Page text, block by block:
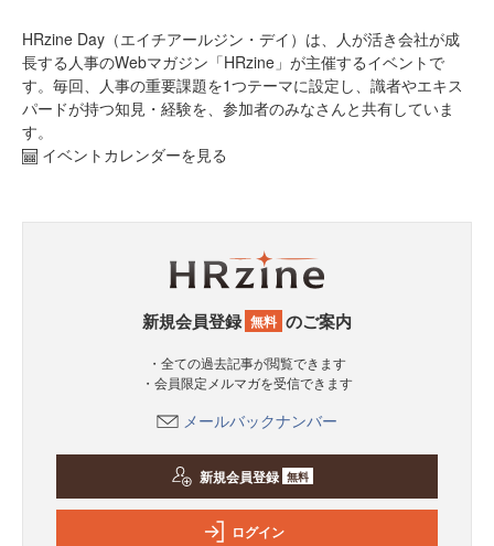
HRzine Day（エイチアールジン・デイ）は、人が活き会社が成
長する人事のWebマガジン「HRzine」が主催するイベントで
す。毎回、人事の重要課題を1つテーマに設定し、識者やエキス
パードが持つ知見・経験を、参加者のみなさんと共有していま
す。
イベントカレンダーを見る
新規会員登録 無料 のご案内
・全ての過去記事が閲覧できます
・会員限定メルマガを受信できます
メールバックナンバー
新規会員登録 無料
ログイン